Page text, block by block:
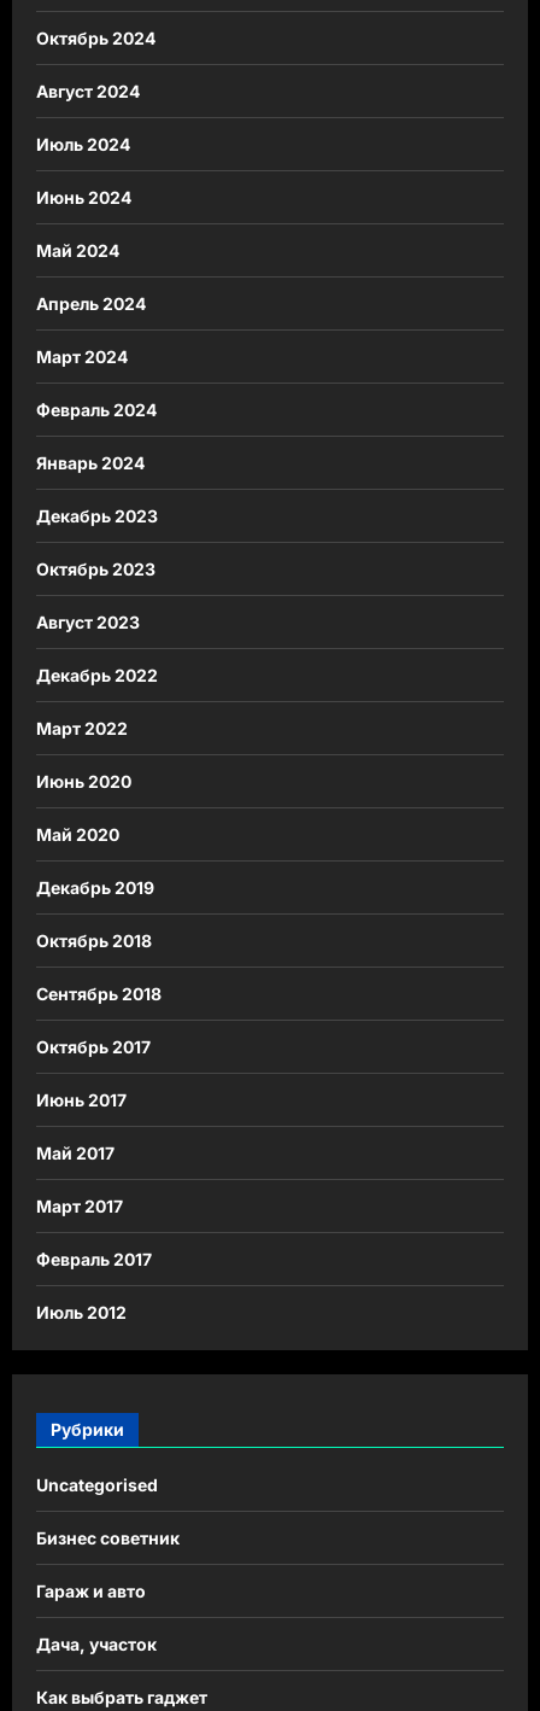
Октябрь 2024
Август 2024
Июль 2024
Июнь 2024
Май 2024
Апрель 2024
Март 2024
Февраль 2024
Январь 2024
Декабрь 2023
Октябрь 2023
Август 2023
Декабрь 2022
Март 2022
Июнь 2020
Май 2020
Декабрь 2019
Октябрь 2018
Сентябрь 2018
Октябрь 2017
Июнь 2017
Май 2017
Март 2017
Февраль 2017
Июль 2012
Рубрики
Uncategorised
Бизнес советник
Гараж и авто
Дача, участок
Как выбрать гаджет